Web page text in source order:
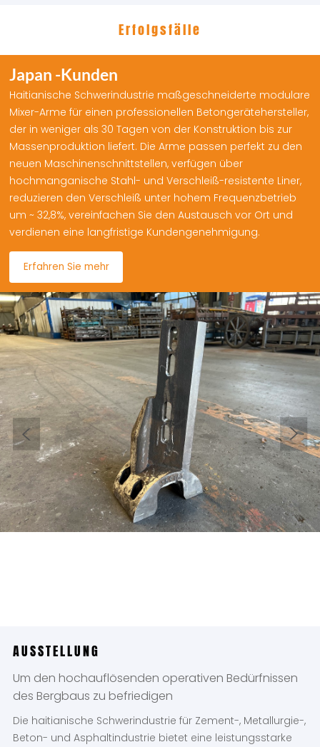
Erfolgsfälle
Japan -Kunden
Haitianische Schwerindustrie maßgeschneiderte modulare
Mixer-Arme für einen professionellen Betongerätehersteller,
der in weniger als 30 Tagen von der Konstruktion bis zur
Massenproduktion liefert. Die Arme passen perfekt zu den
neuen Maschinenschnittstellen, verfügen über
hochmanganische Stahl- und Verschleiß-resistente Liner,
reduzieren den Verschleiß unter hohem Frequenzbetrieb
um ~ 32,8%, vereinfachen Sie den Austausch vor Ort und
verdienen eine langfristige Kundengenehmigung.
Erfahren Sie mehr
AUSSTELLUNG
Um den hochauflösenden operativen Bedürfnissen
des Bergbaus zu befriedigen
Die haitianische Schwerindustrie für Zement-, Metallurgie-,
Beton- und Asphaltindustrie bietet eine leistungsstarke